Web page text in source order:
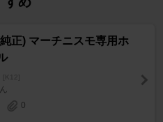
純正) マーチニスモ専用ホ
0